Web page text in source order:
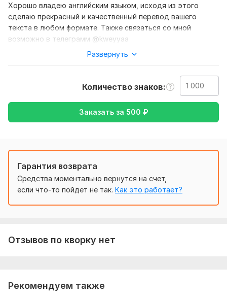
Хорошо владею английским языком, исходя из этого
сделаю прекрасный и качественный перевод вашего
текста в любом формате. Также связаться со мной
возможно в телеграмм @kweyyaa
также уточнение моей работы-перевод с английского на
Тематика:
Интернет и технологии, Красота и мода,
Образование и наука,
с Английского на Русский
Объем услуги в кворке: 1 000 знаков
Развернуть
Количество знаков
Заказать за 500 ₽
Гарантия возврата
Средства моментально вернутся на счет,
если что-то пойдет не так. Как это работает?
Отзывов по кворку нет
Рекомендуем также